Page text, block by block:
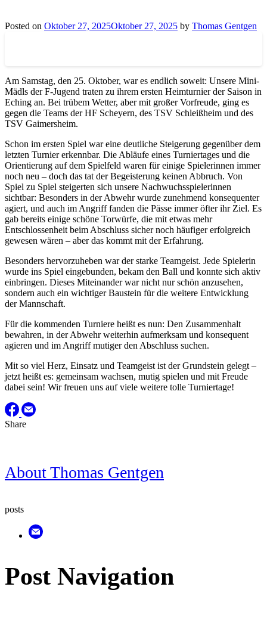
Posted on Oktober 27, 2025Oktober 27, 2025 by Thomas Gentgen
Am Samstag, den 25. Oktober, war es endlich soweit: Unsere Mini-
Mädls der F-Jugend traten zu ihrem ersten Heimturnier der Saison in
Eching an. Bei trübem Wetter, aber mit großer Vorfreude, ging es
gegen die Teams der HF Scheyern, des TSV Schleißheim und des
TSV Gaimersheim.
Schon im ersten Spiel war eine deutliche Steigerung gegenüber dem
letzten Turnier erkennbar. Die Abläufe eines Turniertages und die
Orientierung auf dem Spielfeld waren für einige Spielerinnen immer
noch neu – doch das tat der Begeisterung keinen Abbruch. Von
Spiel zu Spiel steigerten sich unsere Nachwuchsspielerinnen
sichtbar: Besonders in der Abwehr wurde zunehmend konsequenter
agiert, und auch im Angriff fanden die Pässe immer öfter ihr Ziel. Es
gab bereits einige schöne Torwürfe, die mit etwas mehr
Entschlossenheit beim Abschluss sicher noch häufiger erfolgreich
gewesen wären – aber das kommt mit der Erfahrung.
Besonders hervorzuheben war der starke Teamgeist. Jede Spielerin
wurde ins Spiel eingebunden, bekam den Ball und konnte sich aktiv
einbringen. Dieses Miteinander war nicht nur schön anzusehen,
sondern auch ein wichtiger Baustein für die weitere Entwicklung
der Mannschaft.
Für die kommenden Turniere heißt es nun: Den Zusammenhalt
bewahren, in der Abwehr weiterhin aufmerksam und konsequent
agieren und im Angriff mutiger den Abschluss suchen.
Mit so viel Herz, Einsatz und Teamgeist ist der Grundstein gelegt –
jetzt heißt es: gemeinsam wachsen, mutig spielen und mit Freude
dabei sein! Wir freuen uns auf viele weitere tolle Turniertage!
Share
AboutThomas Gentgen
posts
Post Navigation